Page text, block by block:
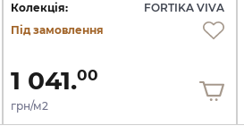
Колекція:
FORTIKA VIVA
Під замовлення
1 041.00
грн/м2